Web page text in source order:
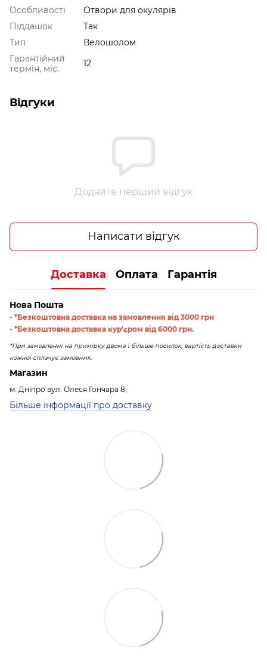
Особливості
Отвори для окулярів
Піддашок
Так
Тип
Велошолом
Гарантійний
термін, міс.
12
Відгуки
Додайте перший відгук
Написати відгук
Доставка Оплата Гарантія
Нова Пошта
- *Безкоштовна доставка на замовлення від 3000 грн
- *Безкоштовна доставка кур'єром від 6000 грн.
*При замовленні на примірку двома і більше посилок, вартість доставки
кожної сплачує замовник.
Магазин
м. Дніпро вул. Олеся Гончара 8;
Більше інформації про доставку